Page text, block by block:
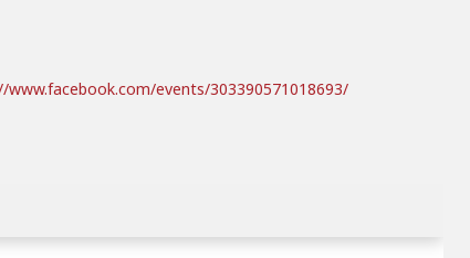
www.facebook.com/events/303390571018693/